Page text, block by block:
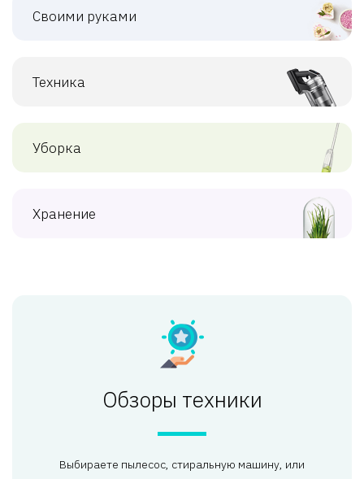
Своими руками
Техника
Уборка
Хранение
Обзоры техники
Выбираете пылесос, стиральную машину, или